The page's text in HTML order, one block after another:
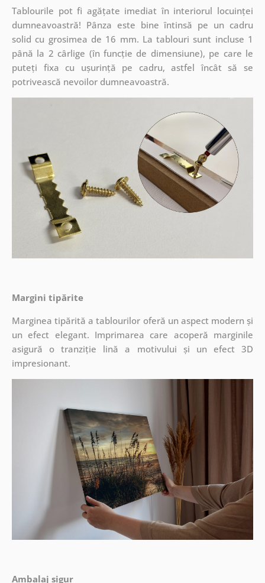
Tablourile pot fi agățate imediat în interiorul locuinței
dumneavoastră! Pânza este bine întinsă pe un cadru
solid cu grosimea de 16 mm. La tablouri sunt incluse 1
până la 2 cârlige (în funcție de dimensiune), pe care le
puteți fixa cu ușurință pe cadru, astfel încât să se
potrivească nevoilor dumneavoastră.
Margini tipărite
Marginea tipărită a tablourilor oferă un aspect modern și
un efect elegant. Imprimarea care acoperă marginile
asigură o tranziție lină a motivului și un efect 3D
impresionant.
Ambalaj sigur